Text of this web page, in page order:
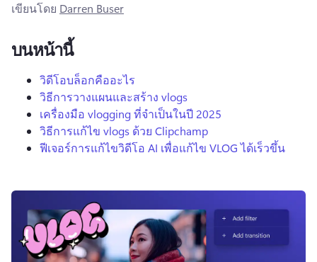
ลงชื่อเข้าใช้
ลองใช้ฟรี
เขียนโดย Darren Buser
บนหน้านี้
วิดีโอบล็อกคืออะไร
วิธีการวางแผนและสร้าง vlogs
เครื่องมือ vlogging ที่จําเป็นในปี 2025
วิธีการแก้ไข vlogs ด้วย Clipchamp
ฟีเจอร์การแก้ไขวิดีโอ AI เพื่อแก้ไข VLOG ได้เร็วขึ้น